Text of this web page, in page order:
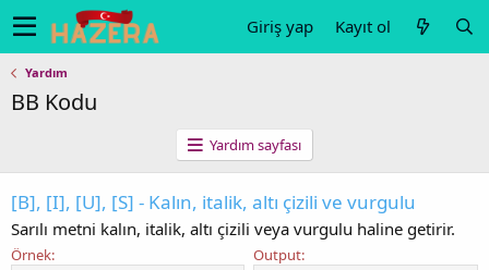
Giriş yap Kayıt ol
Yardım
BB Kodu
Yardım sayfası
[B], [I], [U], [S] - Kalın, italik, altı çizili ve vurgulu
Sarılı metni kalın, italik, altı çizili veya vurgulu haline getirir.
Örnek: Output: